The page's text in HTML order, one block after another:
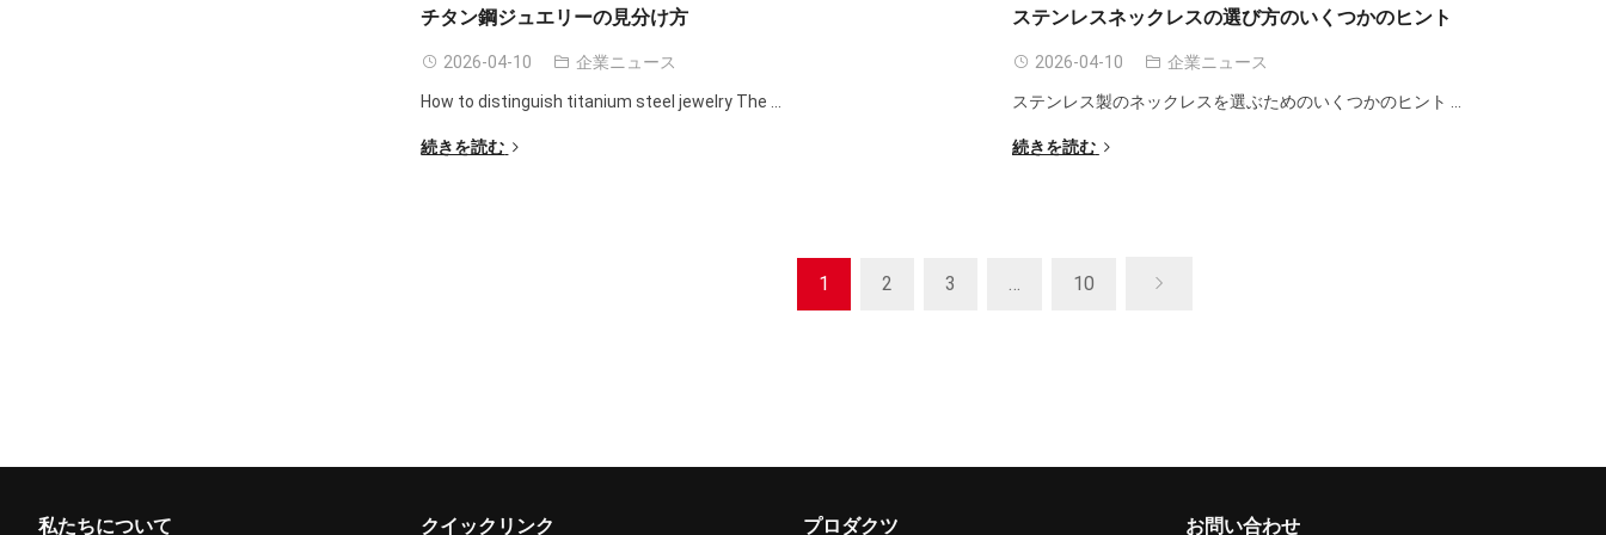
チタン鋼ジュエリーの見分け方
2026-04-10 企業ニュース
How to distinguish titanium steel jewelry The
続きを読む
ステンレスネックレスの選び方のいくつかのヒント
2026-04-10 企業ニュース
ステンレス製のネックレスを選ぶためのいくつかのヒント ...
続きを読む
1 2 3 … 10
私たちについて クイックリンク プロダクツ お問い合わせ